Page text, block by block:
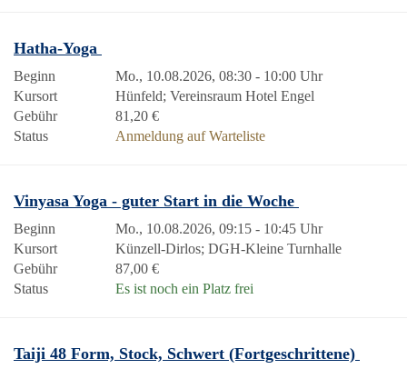
Hatha-Yoga
Beginn
Mo., 10.08.2026, 08:30 - 10:00 Uhr
Kursort
Hünfeld; Vereinsraum Hotel Engel
Gebühr
81,20 €
Status
Anmeldung auf Warteliste
Vinyasa Yoga - guter Start in die Woche
Beginn
Mo., 10.08.2026, 09:15 - 10:45 Uhr
Kursort
Künzell-Dirlos; DGH-Kleine Turnhalle
Gebühr
87,00 €
Status
Es ist noch ein Platz frei
Taiji 48 Form, Stock, Schwert (Fortgeschrittene)